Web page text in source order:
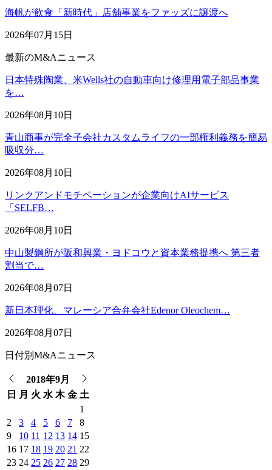
海帆が飲食「新時代」店舗事業をファッズに譲渡へ
2026年07月15日
最新のM&Aニュース
日本特殊陶業、米Wells社の自動車向け修理用電子部品事業
を…
2026年08月10日
青山商事が完全子会社カスタムライフの一部権利義務を簡易
吸収分…
2026年08月10日
リンクアンドモチベーションが企業向けAIサービス
「SELFB…
2026年08月10日
中山製鋼所が阪和興業・ヨドコウと資本業務提携へ 第三者
割当で…
2026年08月07日
新日本理化、マレーシア合弁会社Edenor Oleochem…
2026年08月07日
日付別M&Aニュース
2018年9月
日
月 火 水 木 金 土
1
2
3 4 5 6 7
8
9
10 11 12 13 14 15
16 17 18 19 20 21 22
23 24 25 26 27 28 29